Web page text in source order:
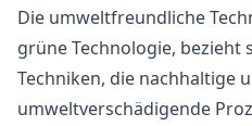
Die umweltfreundliche
grüne Technologie, bezieht
Techniken, die nachhaltige
umweltverschädigende